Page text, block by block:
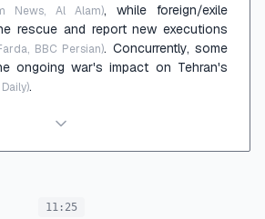
News, Al Alam), while foreign/exile
rescue and report new executions
BBC Persian). Concurrently, some
ongoing war's impact on Tehran's
.
11:25